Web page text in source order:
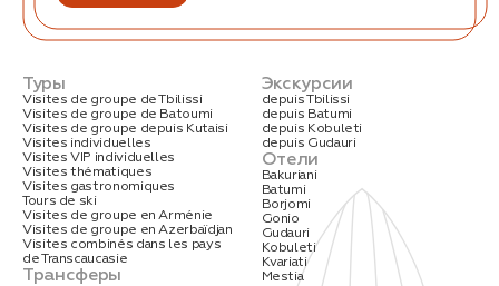
Туры
Visites de groupe de Tbilissi
Visites de groupe de Batoumi
Visites de groupe depuis Kutaisi
Visites individuelles
Visites VIP individuelles
Visites thématiques
Visites gastronomiques
Tours de ski
Visites de groupe en Arménie
Visites de groupe en Azerbaïdjan
Visites combinés dans les pays
de Transcaucasie
Трансферы
Экскурсии
depuis Tbilissi
depuis Batumi
depuis Kobuleti
depuis Gudauri
Отели
Bakuriani
Batumi
Borjomi
Gonio
Gudauri
Kobuleti
Kvariati
Mestia
Нажимая на кнопку, вы соглашаетесь с условиями
Политики конфиденциальности
Заявка успешно
отправлена!